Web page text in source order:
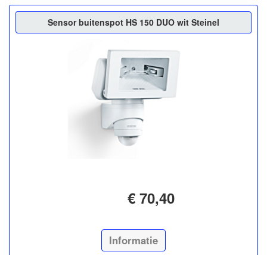
Sensor buitenspot HS 150 DUO wit Steinel
€ 70,40
Informatie